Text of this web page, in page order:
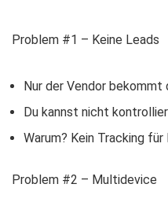
Problem #1 – Keine Leads
Nur der Vendor bekommt
Du kannst nicht
Warum? Kein Tracking für
Problem #2 – Multidevice